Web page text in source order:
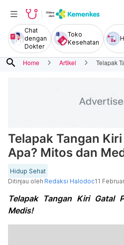
Chat
dengan
Dokter
Toko
Kesehatan
search Home Artikel Telapak
Telapak Tangan
Apa? Mitos dan
Hidup Sehat
Ditinjau oleh Redaksi Halodoc11
Telapak Tangan Kiri Gatal
Medis!